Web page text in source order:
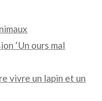
‘Un ours mal
vivre un lapin et un